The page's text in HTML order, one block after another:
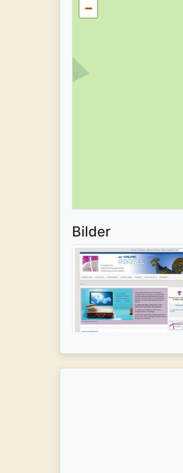
−
Bilder